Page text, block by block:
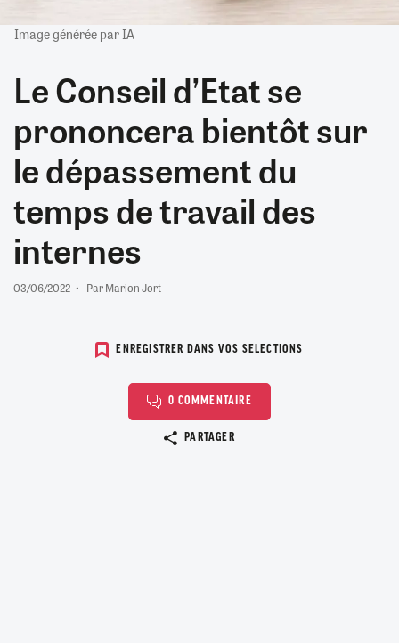
Image générée par IA
Le Conseil d’Etat se
prononcera bientôt sur
le dépassement du
temps de travail des
internes
03/06/2022 Par Marion Jort
ENREGISTRER DANS VOS SELECTIONS
0 COMMENTAIRE
PARTAGER